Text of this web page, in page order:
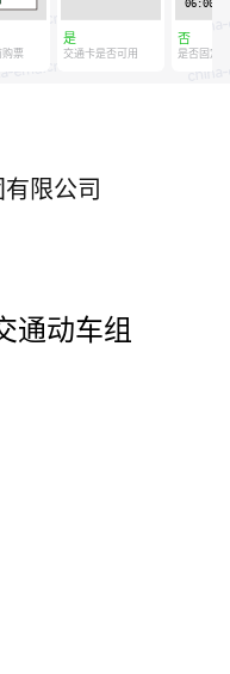
购票
是
交通卡是否可用
否
是否固定
限公司
通动车组